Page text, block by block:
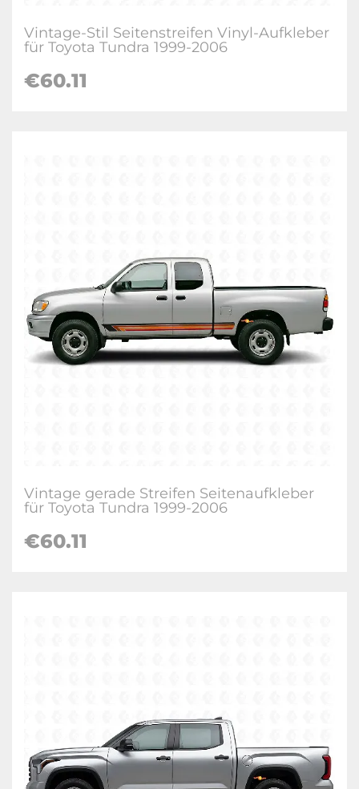
Vintage-Stil Seitenstreifen Vinyl-Aufkleber
für Toyota Tundra 1999-2006
€60.11
Vintage gerade Streifen Seitenaufkleber
für Toyota Tundra 1999-2006
€60.11